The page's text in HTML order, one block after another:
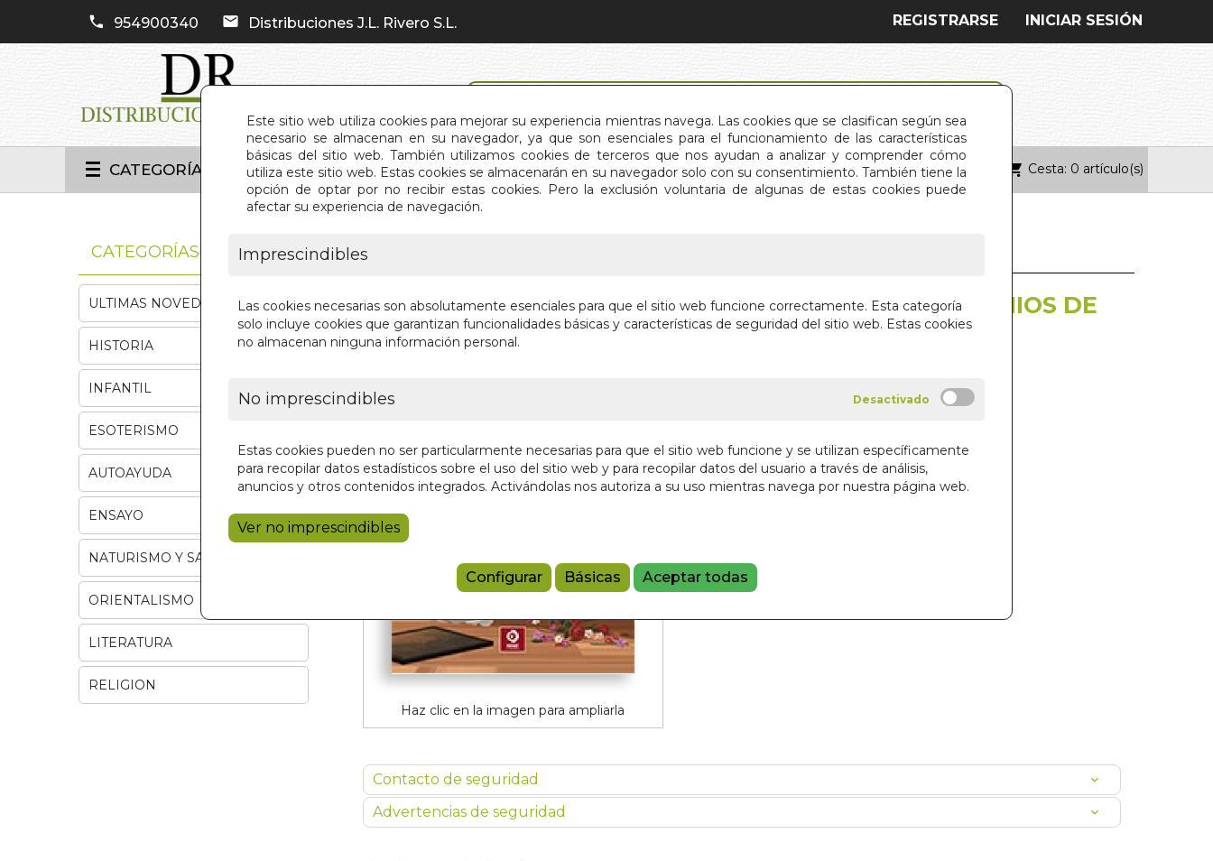
Este sitio web utiliza cookies para mejorar su experiencia mientras navega. Las cookies que se clasifican según sea
necesario se almacenan en su navegador, ya que son esenciales para el funcionamiento de las características
básicas del sitio web. También utilizamos cookies de terceros que nos ayudan a analizar y comprender cómo
utiliza este sitio web. Estas cookies se almacenarán en su navegador solo con su consentimiento. También tiene la
opción de optar por no recibir estas cookies. Pero la exclusión voluntaria de algunas de estas cookies puede
afectar su experiencia de navegación.
Imprescindibles
Las cookies necesarias son absolutamente esenciales para que el sitio web funcione correctamente. Esta categoría
solo incluye cookies que garantizan funcionalidades básicas y características de seguridad del sitio web. Estas cookies
no almacenan ninguna información personal.
No imprescindibles
Estas cookies pueden no ser particularmente necesarias para que el sitio web funcione y se utilizan específicamente
para recopilar datos estadísticos sobre el uso del sitio web y para recopilar datos del usuario a través de análisis,
anuncios y otros contenidos integrados. Activándolas nos autoriza a su uso mientras navega por nuestra página web.
Ver no imprescindibles
Configurar Básicas Aceptar todas
954900340 Distribuciones J.L. Rivero S.L. INICIAR SESIÓN
REGISTRARSE
CATEGORÍAS INICIO QUIÉNES SOMOS CONTACTO Cesta: 0 artículo(s)
Haz clic en la imagen para ampliarla
JUSTINE O LOS INFORTUNIOS DE
LA VIRTUD (BOL.)
4,95 €
Añadir a la cesta
Contacto de seguridad
Advertencias de seguridad
CATEGORÍAS
ULTIMAS NOVEDADES
HISTORIA
INFANTIL
ESOTERISMO
AUTOAYUDA
ENSAYO
NATURISMO Y SALUD
ORIENTALISMO
LITERATURA
RELIGION